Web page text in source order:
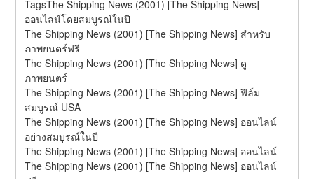
TagsThe Shipping News (2001) [The Shipping News]
ออนไลน์โดยสมบูรณ์ในปี
The Shipping News (2001) [The Shipping News] สำหรับ
ภาพยนตร์ฟรี
The Shipping News (2001) [The Shipping News] ดู
ภาพยนตร์
The Shipping News (2001) [The Shipping News] ฟิล์ม
สมบูรณ์ USA
The Shipping News (2001) [The Shipping News] ออนไลน์
อย่างสมบูรณ์ในปี
The Shipping News (2001) [The Shipping News] ออนไลน์
The Shipping News (2001) [The Shipping News] ออนไลน์